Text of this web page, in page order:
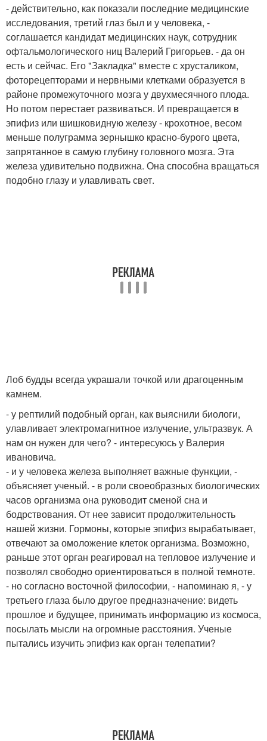
- действительно, как показали последние медицинские
исследования, третий глаз был и у человека, -
соглашается кандидат медицинских наук, сотрудник
офтальмологического ниц Валерий Григорьев. - да он
есть и сейчас. Его "Закладка" вместе с хрусталиком,
фоторецепторами и нервными клетками образуется в
районе промежуточного мозга у двухмесячного плода.
Но потом перестает развиваться. И превращается в
эпифиз или шишковидную железу - крохотное, весом
меньше полуграмма зернышко красно-бурого цвета,
запрятанное в самую глубину головного мозга. Эта
железа удивительно подвижна. Она способна вращаться
подобно глазу и улавливать свет.
Лоб будды всегда украшали точкой или драгоценным
камнем.
- у рептилий подобный орган, как выяснили биологи,
улавливает электромагнитное излучение, ультразвук. А
нам он нужен для чего? - интересуюсь у Валерия
ивановича.
- и у человека железа выполняет важные функции, -
объясняет ученый. - в роли своеобразных биологических
часов организма она руководит сменой сна и
бодрствования. От нее зависит продолжительность
нашей жизни. Гормоны, которые эпифиз вырабатывает,
отвечают за омоложение клеток организма. Возможно,
раньше этот орган реагировал на тепловое излучение и
позволял свободно ориентироваться в полной темноте.
- но согласно восточной философии, - напоминаю я, - у
третьего глаза было другое предназначение: видеть
прошлое и будущее, принимать информацию из космоса,
посылать мысли на огромные расстояния. Ученые
пытались изучить эпифиз как орган телепатии?